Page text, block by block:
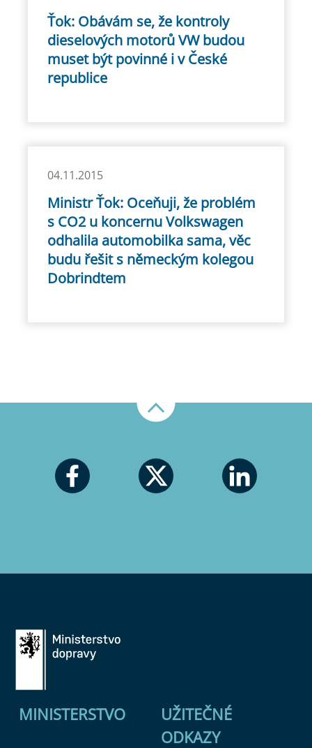
Ťok: Obávám se, že kontroly
dieselových motorů VW budou
muset být povinné i v České
republice
04.11.2015
Ministr Ťok: Oceňuji, že problém
s CO2 u koncernu Volkswagen
odhalila automobilka sama, věc
budu řešit s německým kolegou
Dobrindtem
MINISTERSTVO
UŽITEČNÉ
ODKAZY